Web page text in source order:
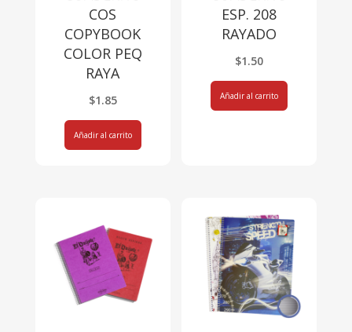
COS
COPYBOOK
COLOR PEQ
RAYA
$1.85
Añadir al carrito
ESP. 208
RAYADO
$1.50
Añadir al carrito